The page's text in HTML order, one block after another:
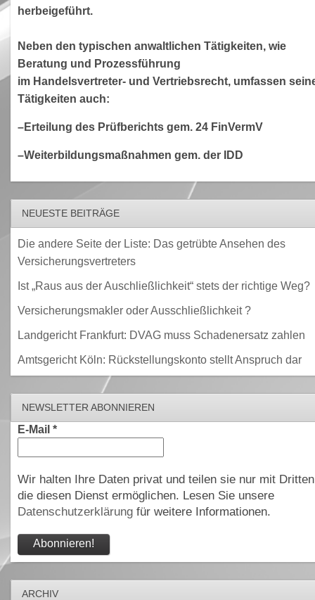
herbeigeführt.
Neben den typischen anwaltlichen Tätigkeiten, wie
Beratung und Prozessführung
im Handelsvertreter- und Vertriebsrecht, umfassen
Tätigkeiten auch:
–Erteilung des Prüfberichts gem. 24 FinVermV
–Weiterbildungsmaßnahmen gem. der IDD
NEUESTE BEITRÄGE
Die andere Seite der Liste: Das getrübte Ansehen des
Versicherungsvertreters
Ist „Raus aus der Auschließlichkeit“ stets der richtige Weg?
Versicherungsmakler oder Ausschließlichkeit ?
Landgericht Frankfurt: DVAG muss Schadenersatz zahlen
Amtsgericht Köln: Rückstellungskonto stellt Anspruch dar
NEWSLETTER ABONNIEREN
E-Mail *
Wir halten Ihre Daten privat und teilen sie nur mit
die diesen Dienst ermöglichen. Lesen Sie unsere
Datenschutzerklärungfür weitere Informationen.
ARCHIV